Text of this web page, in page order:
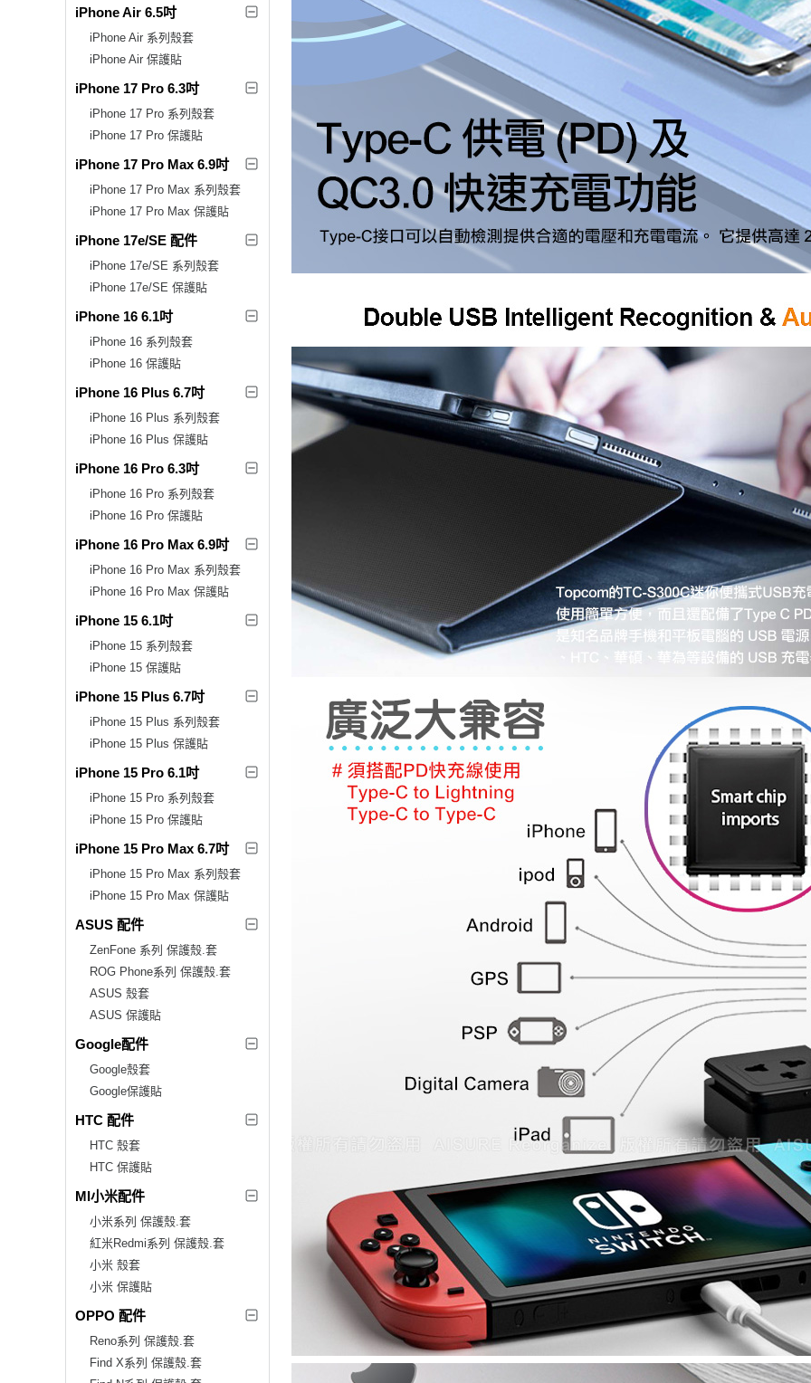
iPhone Air 6.5吋
iPhone Air 系列殼套
iPhone Air 保護貼
iPhone 17 Pro 6.3吋
iPhone 17 Pro 系列殼套
iPhone 17 Pro 保護貼
iPhone 17 Pro Max 6.9吋
iPhone 17 Pro Max 系列殼套
iPhone 17 Pro Max 保護貼
iPhone 17e/SE 配件
iPhone 17e/SE 系列殼套
iPhone 17e/SE 保護貼
iPhone 16 6.1吋
iPhone 16 系列殼套
iPhone 16 保護貼
iPhone 16 Plus 6.7吋
iPhone 16 Plus 系列殼套
iPhone 16 Plus 保護貼
iPhone 16 Pro 6.3吋
iPhone 16 Pro 系列殼套
iPhone 16 Pro 保護貼
iPhone 16 Pro Max 6.9吋
iPhone 16 Pro Max 系列殼套
iPhone 16 Pro Max 保護貼
iPhone 15 6.1吋
iPhone 15 系列殼套
iPhone 15 保護貼
iPhone 15 Plus 6.7吋
iPhone 15 Plus 系列殼套
iPhone 15 Plus 保護貼
iPhone 15 Pro 6.1吋
iPhone 15 Pro 系列殼套
iPhone 15 Pro 保護貼
iPhone 15 Pro Max 6.7吋
iPhone 15 Pro Max 系列殼套
iPhone 15 Pro Max 保護貼
ASUS 配件
ZenFone 系列 保護殼.套
ROG Phone系列 保護殼.套
ASUS 殼套
ASUS 保護貼
Google配件
Google殼套
Google保護貼
HTC 配件
HTC 殼套
HTC 保護貼
MI小米配件
小米系列 保護殼.套
紅米Redmi系列 保護殼.套
小米 殼套
小米 保護貼
OPPO 配件
Reno系列 保護殼.套
Find X系列 保護殼.套